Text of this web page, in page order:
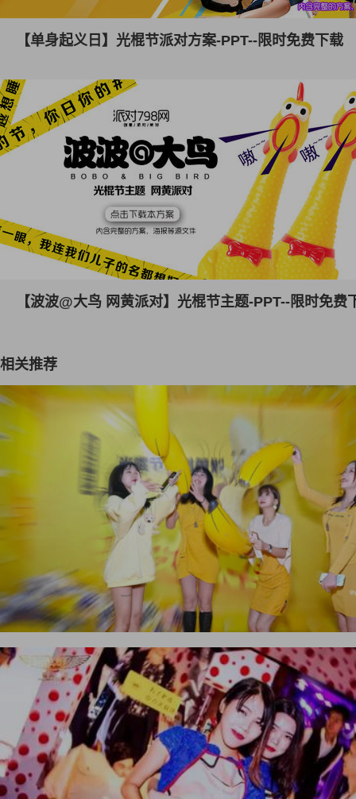
【单身起义日】光棍节派对方案-PPT--限时免费下载
【波波@大鸟 网黄派对】光棍节主题-PPT--限时免费
相关推荐